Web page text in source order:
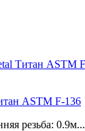
ASTM F-136
резьба: 0.9м...